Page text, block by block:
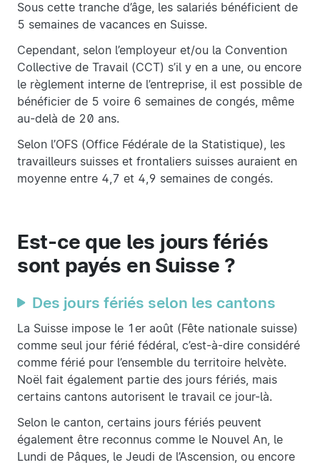
Sous cette tranche d’âge, les salariés bénéficient de
5 semaines de vacances en Suisse.
Cependant, selon l’employeur et/ou la Convention
Collective de Travail (CCT) s’il y en a une, ou encore
le règlement interne de l’entreprise, il est possible de
bénéficier de 5 voire 6 semaines de congés, même
au-delà de 20 ans.
Selon l’OFS (Office Fédérale de la Statistique), les
travailleurs suisses et frontaliers suisses auraient en
moyenne entre 4,7 et 4,9 semaines de congés.
Est-ce que les jours fériés
sont payés en Suisse ?
Des jours fériés selon les cantons
La Suisse impose le 1er août (Fête nationale suisse)
comme seul jour férié fédéral, c’est-à-dire considéré
comme férié pour l’ensemble du territoire helvète.
Noël fait également partie des jours fériés, mais
certains cantons autorisent le travail ce jour-là.
Selon le canton, certains jours fériés peuvent
également être reconnus comme le Nouvel An, le
Lundi de Pâques, le Jeudi de l’Ascension, ou encore